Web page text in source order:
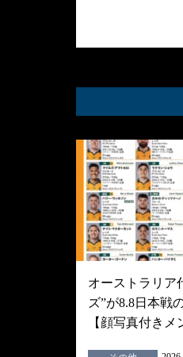
オーストラリア
ズ”が8.8日本戦
【顔写真付き